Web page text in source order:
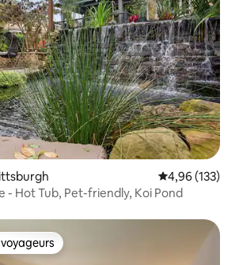
Évaluation
4,96 (133)
- Hot Tub, Pet-friendly, Koi Pond
les plus appréciés